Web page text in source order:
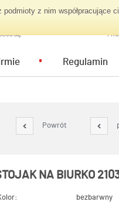
z nim
SIĘ
Regulamin
Powrót
NA BIURKO
bezbarwny